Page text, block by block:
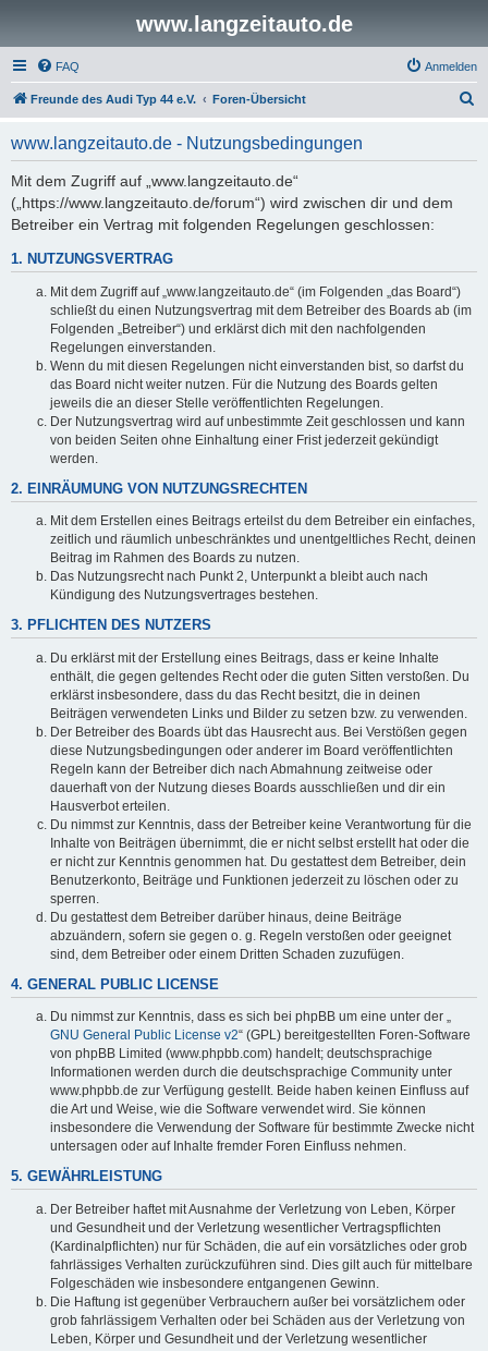
www.langzeitauto.de
FAQ Anmelden
Freunde des Audi Typ 44 e.V. Foren-Übersicht
www.langzeitauto.de - Nutzungsbedingungen
Mit dem Zugriff auf „www.langzeitauto.de“
(„https://www.langzeitauto.de/forum“) wird zwischen dir und dem
Betreiber ein Vertrag mit folgenden Regelungen geschlossen:
1. NUTZUNGSVERTRAG
Mit dem Zugriff auf „www.langzeitauto.de“ (im Folgenden „das Board“)
schließt du einen Nutzungsvertrag mit dem Betreiber des Boards ab (im
Folgenden „Betreiber“) und erklärst dich mit den nachfolgenden
Regelungen einverstanden.
Wenn du mit diesen Regelungen nicht einverstanden bist, so darfst du
das Board nicht weiter nutzen. Für die Nutzung des Boards gelten
jeweils die an dieser Stelle veröffentlichten Regelungen.
Der Nutzungsvertrag wird auf unbestimmte Zeit geschlossen und kann
von beiden Seiten ohne Einhaltung einer Frist jederzeit gekündigt
werden.
2. EINRÄUMUNG VON NUTZUNGSRECHTEN
Mit dem Erstellen eines Beitrags erteilst du dem Betreiber ein einfaches,
zeitlich und räumlich unbeschränktes und unentgeltliches Recht, deinen
Beitrag im Rahmen des Boards zu nutzen.
Das Nutzungsrecht nach Punkt 2, Unterpunkt a bleibt auch nach
Kündigung des Nutzungsvertrages bestehen.
3. PFLICHTEN DES NUTZERS
Du erklärst mit der Erstellung eines Beitrags, dass er keine Inhalte
enthält, die gegen geltendes Recht oder die guten Sitten verstoßen. Du
erklärst insbesondere, dass du das Recht besitzt, die in deinen
Beiträgen verwendeten Links und Bilder zu setzen bzw. zu verwenden.
Der Betreiber des Boards übt das Hausrecht aus. Bei Verstößen gegen
diese Nutzungsbedingungen oder anderer im Board veröffentlichten
Regeln kann der Betreiber dich nach Abmahnung zeitweise oder
dauerhaft von der Nutzung dieses Boards ausschließen und dir ein
Hausverbot erteilen.
Du nimmst zur Kenntnis, dass der Betreiber keine Verantwortung für die
Inhalte von Beiträgen übernimmt, die er nicht selbst erstellt hat oder die
er nicht zur Kenntnis genommen hat. Du gestattest dem Betreiber, dein
Benutzerkonto, Beiträge und Funktionen jederzeit zu löschen oder zu
sperren.
Du gestattest dem Betreiber darüber hinaus, deine Beiträge
abzuändern, sofern sie gegen o. g. Regeln verstoßen oder geeignet
sind, dem Betreiber oder einem Dritten Schaden zuzufügen.
4. GENERAL PUBLIC LICENSE
Du nimmst zur Kenntnis, dass es sich bei phpBB um eine unter der „
GNU General Public License v2“ (GPL) bereitgestellten Foren-Software
von phpBB Limited (www.phpbb.com) handelt; deutschsprachige
Informationen werden durch die deutschsprachige Community unter
www.phpbb.de zur Verfügung gestellt. Beide haben keinen Einfluss auf
die Art und Weise, wie die Software verwendet wird. Sie können
insbesondere die Verwendung der Software für bestimmte Zwecke nicht
untersagen oder auf Inhalte fremder Foren Einfluss nehmen.
5. GEWÄHRLEISTUNG
Der Betreiber haftet mit Ausnahme der Verletzung von Leben, Körper
und Gesundheit und der Verletzung wesentlicher Vertragspflichten
(Kardinalpflichten) nur für Schäden, die auf ein vorsätzliches oder grob
fahrlässiges Verhalten zurückzuführen sind. Dies gilt auch für mittelbare
Folgeschäden wie insbesondere entgangenen Gewinn.
Die Haftung ist gegenüber Verbrauchern außer bei vorsätzlichem oder
grob fahrlässigem Verhalten oder bei Schäden aus der Verletzung von
Leben, Körper und Gesundheit und der Verletzung wesentlicher